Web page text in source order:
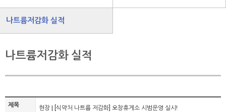
나트륨저감화 실적
나트륨저감화 실적
제목 현장 | [식약처 나트륨 저감화] 오창휴게소 시범운영 실시!